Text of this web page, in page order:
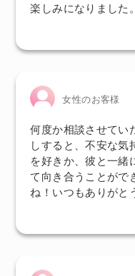
楽しみになりました
女性のお客様
何度か相談させてい
しすると、不安な気
を好きか、彼と一緒
て向き合うことがで
ね！いつもありがと